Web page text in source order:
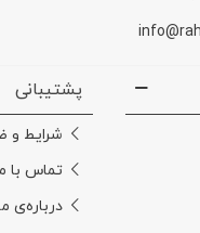
پشتیبانی
شرایط و
تماس با
درباره‌ی